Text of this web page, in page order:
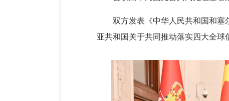
双方发表《中华人民共和国和塞
亚共和国关于共同推动落实四大全球